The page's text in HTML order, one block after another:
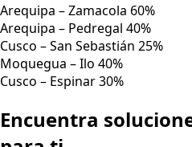
Arequipa – Zamacola 60%
Arequipa – Pedregal 40%
Cusco – San Sebastián 25%
Moquegua – Ilo 40%
Cusco – Espinar30%
Encuentra